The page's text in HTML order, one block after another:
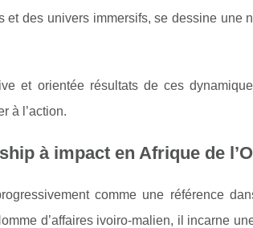
et des univers immersifs, se dessine une
et orientée résultats de ces
à l’action.
à impact en Afrique de
comme une référence
d’affaires ivoiro-malien, il incarne